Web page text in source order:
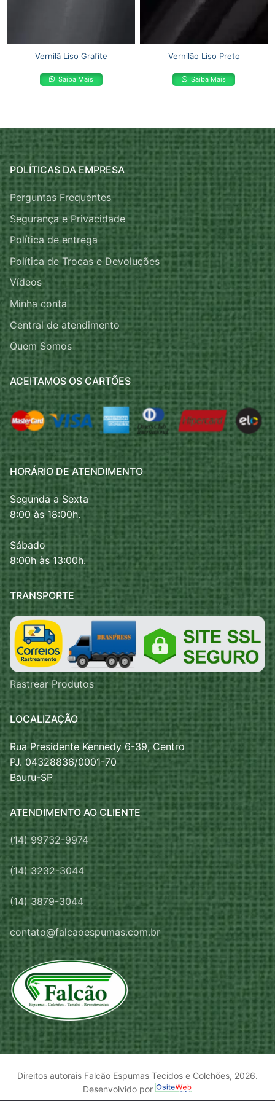
Vernilã Liso Grafite
Saiba Mais
Vernilão Liso Preto
Saiba Mais
POLÍTICAS DA EMPRESA
Perguntas Frequentes
Segurança e Privacidade
Política de entrega
Política de Trocas e Devoluções
Vídeos
Minha conta
Central de atendimento
Quem Somos
ACEITAMOS OS CARTÕES
HORÁRIO DE ATENDIMENTO
Segunda a Sexta
8:00 às 18:00h.
Sábado
8:00h às 13:00h.
TRANSPORTE
Rastrear Produtos
LOCALIZAÇÃO
Rua Presidente Kennedy 6-39, Centro
PJ. 04328836/0001-70
Bauru-SP
ATENDIMENTO AO CLIENTE
(14) 99732-9974
(14) 3232-3044
(14) 3879-3044
contato@falcaoespumas.com.br
Direitos autorais Falcão Espumas Tecidos e Colchões, 2026.
Desenvolvido por